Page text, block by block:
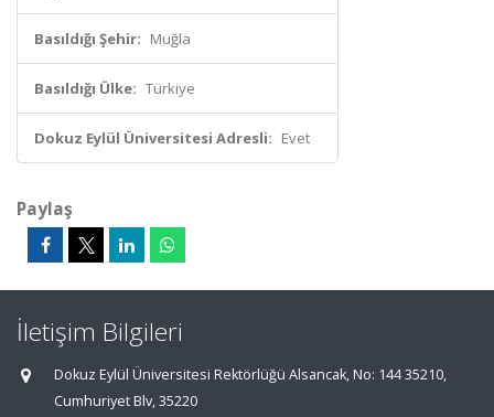
Basıldığı Şehir: Muğla
Basıldığı Ülke: Türkiye
Dokuz Eylül Üniversitesi Adresli: Evet
Paylaş
İletişim Bilgileri
Dokuz Eylül Üniversitesi Rektörlüğü Alsancak, No: 144 35210,
Cumhuriyet Blv, 35220